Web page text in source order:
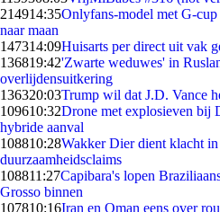
214914:35Onlyfans-model met G-
naar maan
147314:09Huisarts per direct uit vak
136819:42'Zwarte weduwes' in
overlijdensuitkering
136320:03Trump wil dat J.D. Vance
109610:32Drone met explosieven bij
hybride aanval
108810:28Wakker Dier dient klacht
duurzaamheidsclaims
108811:27Capibara's lopen
Grosso binnen
107810:16Iran en Oman eens over